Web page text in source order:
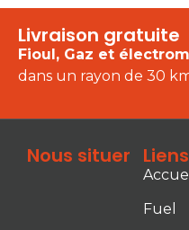
Livraison gratuite
Fioul, Gaz et
dans un rayon de 30
Nous situer Liens
Fuel